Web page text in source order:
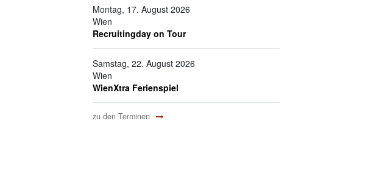
Montag, 17. August 2026
Wien
Recruitingday on Tour
Samstag, 22. August 2026
Wien
WienXtra Ferienspiel
zu den Terminen